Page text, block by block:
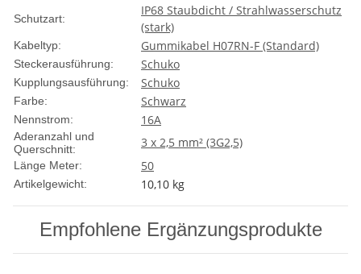
Schutzart:
IP68 Staubdicht / Strahlwasserschutz
(stark)
Kabeltyp: Gummikabel H07RN-F (Standard)
Steckerausführung: Schuko
Kupplungsausführung: Schuko
Farbe: Schwarz
Nennstrom: 16A
Aderanzahl und
Querschnitt:
3 x 2,5 mm² (3G2,5)
Länge Meter: 50
Artikelgewicht: 10,10 kg
Empfohlene Ergänzungsprodukte